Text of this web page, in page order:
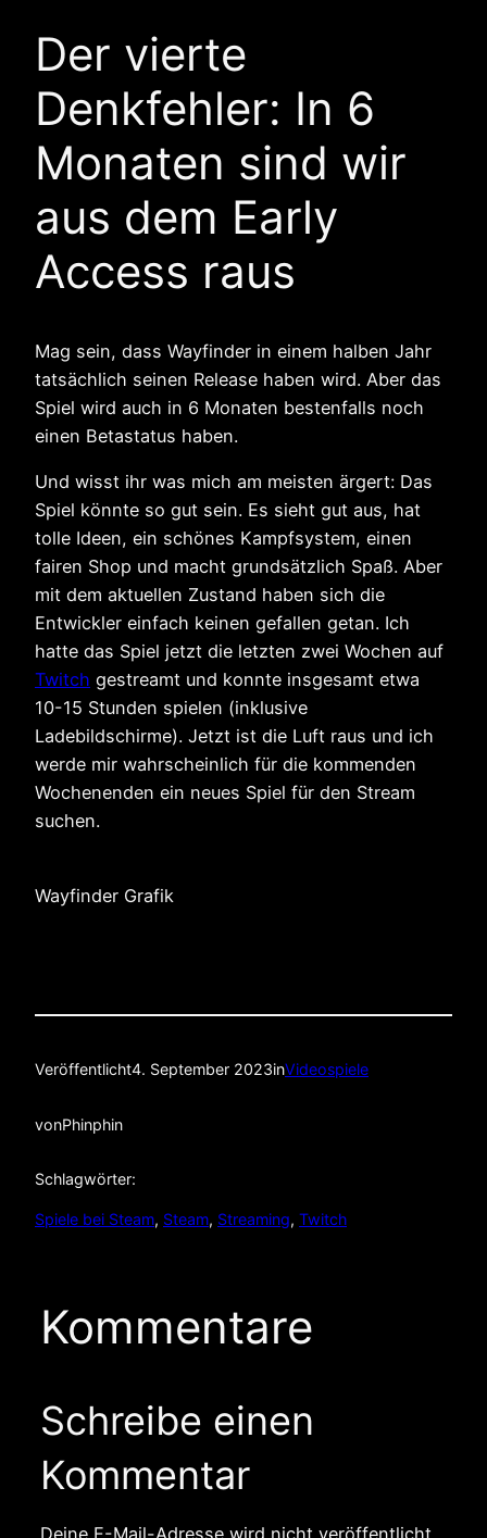
Der vierte
Denkfehler: In 6
Monaten sind wir
aus dem Early
Access raus
Mag sein, dass Wayfinder in einem halben Jahr
tatsächlich seinen Release haben wird. Aber das
Spiel wird auch in 6 Monaten bestenfalls noch
einen Betastatus haben.
Und wisst ihr was mich am meisten ärgert: Das
Spiel könnte so gut sein. Es sieht gut aus, hat
tolle Ideen, ein schönes Kampfsystem, einen
fairen Shop und macht grundsätzlich Spaß. Aber
mit dem aktuellen Zustand haben sich die
Entwickler einfach keinen gefallen getan. Ich
hatte das Spiel jetzt die letzten zwei Wochen auf
Twitch gestreamt und konnte insgesamt etwa
10-15 Stunden spielen (inklusive
Ladebildschirme). Jetzt ist die Luft raus und ich
werde mir wahrscheinlich für die kommenden
Wochenenden ein neues Spiel für den Stream
suchen.
Wayfinder Grafik
Veröffentlicht4. September 2023inVideospiele
vonPhinphin
Schlagwörter:
Spiele bei Steam, Steam, Streaming, Twitch
Kommentare
Schreibe einen
Kommentar